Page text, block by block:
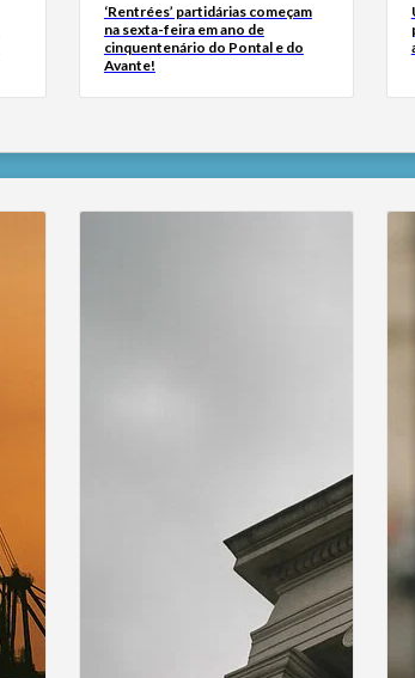
‘Rentrées’ partidárias começam
na sexta-feira em ano de
cinquentenário do Pontal e do
Avante!